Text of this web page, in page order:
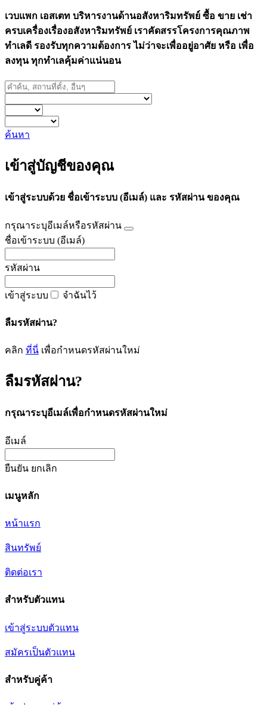
เวบแพก เอสเตท บริหารงานด้านอสังหาริมทรัพย์ ซื้อ ขาย เช่า
ครบเครื่องเรื่องอสังหาริมทรัพย์ เราคัดสรรโครงการคุณภาพ
ทำเลดี รองรับทุกความต้องการ ไม่ว่าจะเพื่ออยู่อาศัย หรือ เพื่อ
ลงทุน ทุกทำเลคุ้มค่าแน่นอน
ค้นหา
เข้าสู่บัญชีของคุณ
เข้าสู่ระบบด้วย ชื่อเข้าระบบ (อีเมล์) และ รหัสผ่าน ของคุณ
กรุณาระบุอีเมล์หรือรหัสผ่าน
ชื่อเข้าระบบ (อีเมล์)
รหัสผ่าน
เข้าสู่ระบบ จำฉันไว้
ลืมรหัสผ่าน?
คลิก ที่นี่ เพื่อกำหนดรหัสผ่านใหม่
ลืมรหัสผ่าน?
กรุณาระบุอีเมล์เพื่อกำหนดรหัสผ่านใหม่
อีเมล์
ยืนยัน ยกเลิก
เมนูหลัก
หน้าแรก
สินทรัพย์
ติดต่อเรา
สำหรับตัวแทน
เข้าสู่ระบบตัวแทน
สมัครเป็นตัวแทน
สำหรับคู่ค้า